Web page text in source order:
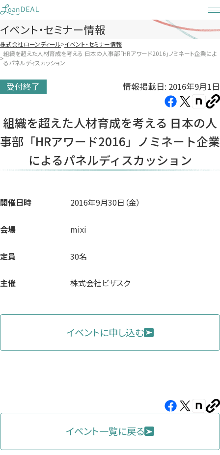
Skip
to
content
イベント・セミナー情報
株式会社ローンディール イベント・セミナー情報
組織を超えた人材育成を考える 日本の人事部「HRアワード2016」ノミネート企業によ
るパネルディスカッション
受付終了
情報掲載日: 2016年9月1日
Facebook（新
い
タ
で
X（新
い
タ
で
note（新
い
タ
ブ
コ
ピ
ー
組織を超えた人材育成を考える 日本の人
事部「HRアワード2016」ノミネート企業
によるパネルディスカッション
開催日時 2016年9月30日（金）
会場 mixi
定員 30名
主催 株式会社ビザスク
イベントに申し込む
Facebook（新
X（新 note（新
イベント一覧に戻る